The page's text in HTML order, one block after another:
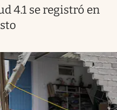
4.1 se registró en